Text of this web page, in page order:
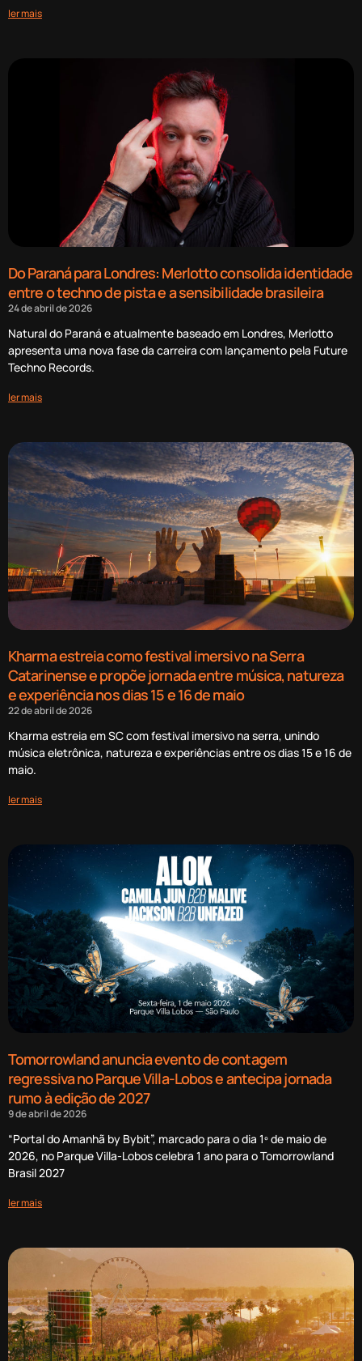
ler mais
Do Paraná para Londres: Merlotto consolida identidade
entre o techno de pista e a sensibilidade brasileira
24 de abril de 2026
Natural do Paraná e atualmente baseado em Londres, Merlotto
apresenta uma nova fase da carreira com lançamento pela Future
Techno Records.
ler mais
Kharma estreia como festival imersivo na Serra
Catarinense e propõe jornada entre música, natureza
e experiência nos dias 15 e 16 de maio
22 de abril de 2026
Kharma estreia em SC com festival imersivo na serra, unindo
música eletrônica, natureza e experiências entre os dias 15 e 16 de
maio.
ler mais
Tomorrowland anuncia evento de contagem
regressiva no Parque Villa-Lobos e antecipa jornada
rumo à edição de 2027
9 de abril de 2026
“Portal do Amanhã by Bybit”, marcado para o dia 1º de maio de
2026, no Parque Villa-Lobos celebra 1 ano para o Tomorrowland
Brasil 2027
ler mais